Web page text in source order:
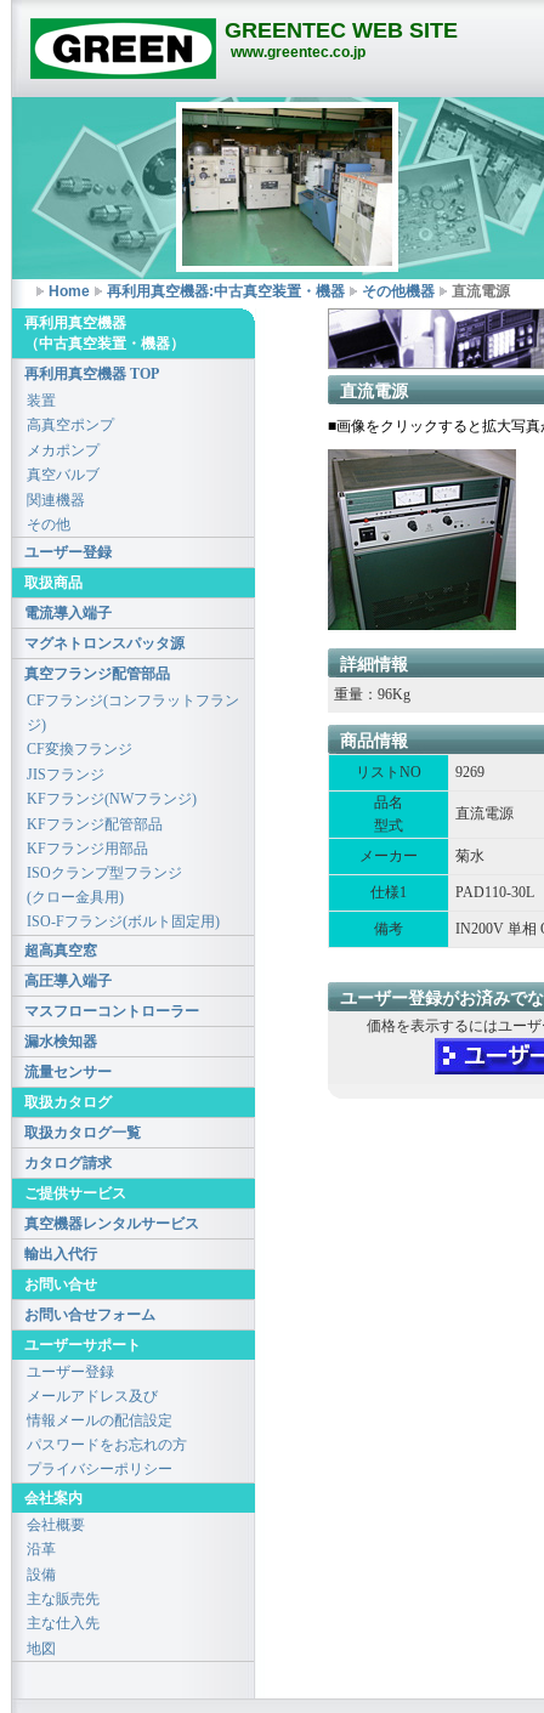
GREENTEC WEB SITE
www.greentec.co.jp
Home 再利用真空機器:中古真空装置・機器 その他機器 直流電源
直流電源
■画像をクリックすると拡大写
詳細情報
重量：96Kg
商品情報
リストNO
9269
品名
型式
直流電源
メーカー 菊水
仕様1 PAD110-30L
備考 IN200V 単相
ユーザー登録がお済みで
価格を表示するにはユー
再利用真空機器
（中古真空装置・機器）
再利用真空機器 TOP
装置
高真空ポンプ
メカポンプ
真空バルブ
関連機器
その他
ユーザー登録
取扱商品
電流導入端子
マグネトロンスパッタ源
真空フランジ配管部品
CFフランジ(コンフラットフラン
ジ)
CF変換フランジ
JISフランジ
KFフランジ(NWフランジ)
KFフランジ配管部品
KFフランジ用部品
ISOクランプ型フランジ
(クロー金具用)
ISO-Fフランジ(ボルト固定用)
超高真空窓
高圧導入端子
マスフローコントローラー
漏水検知器
流量センサー
取扱カタログ
取扱カタログ一覧
カタログ請求
ご提供サービス
真空機器レンタルサービス
輸出入代行
お問い合せ
お問い合せフォーム
ユーザーサポート
ユーザー登録
メールアドレス及び
情報メールの配信設定
パスワードをお忘れの方
プライバシーポリシー
会社案内
会社概要
沿革
設備
主な販売先
主な仕入先
地図